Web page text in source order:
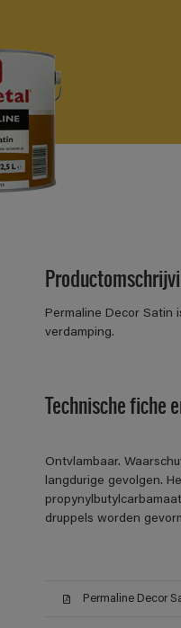
Permaline Decor Satin
verdamping.
Technische fiche
Ontvlambaar.
langdurige gevolgen.
druppels worden
Permaline Decor